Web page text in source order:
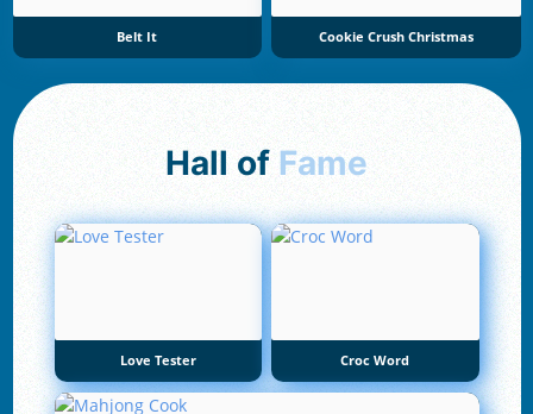
Belt It Cookie Crush Christmas
Hall of Fame
Love Tester Croc Word